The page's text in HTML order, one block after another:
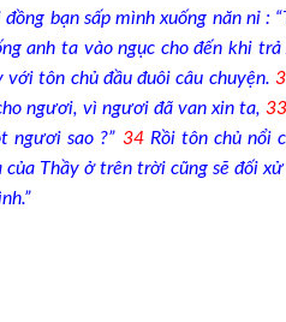
bạn sấp mình xuống năn nỉ :
anh ta vào ngục cho đến khi trả
tôn chủ đầu đuôi câu chuyện.
ngươi, vì ngươi đã van xin ta,33
ngươi sao ?” 34Rồi tôn chủ nổi
của Thầy ở trên trời cũng sẽ đối